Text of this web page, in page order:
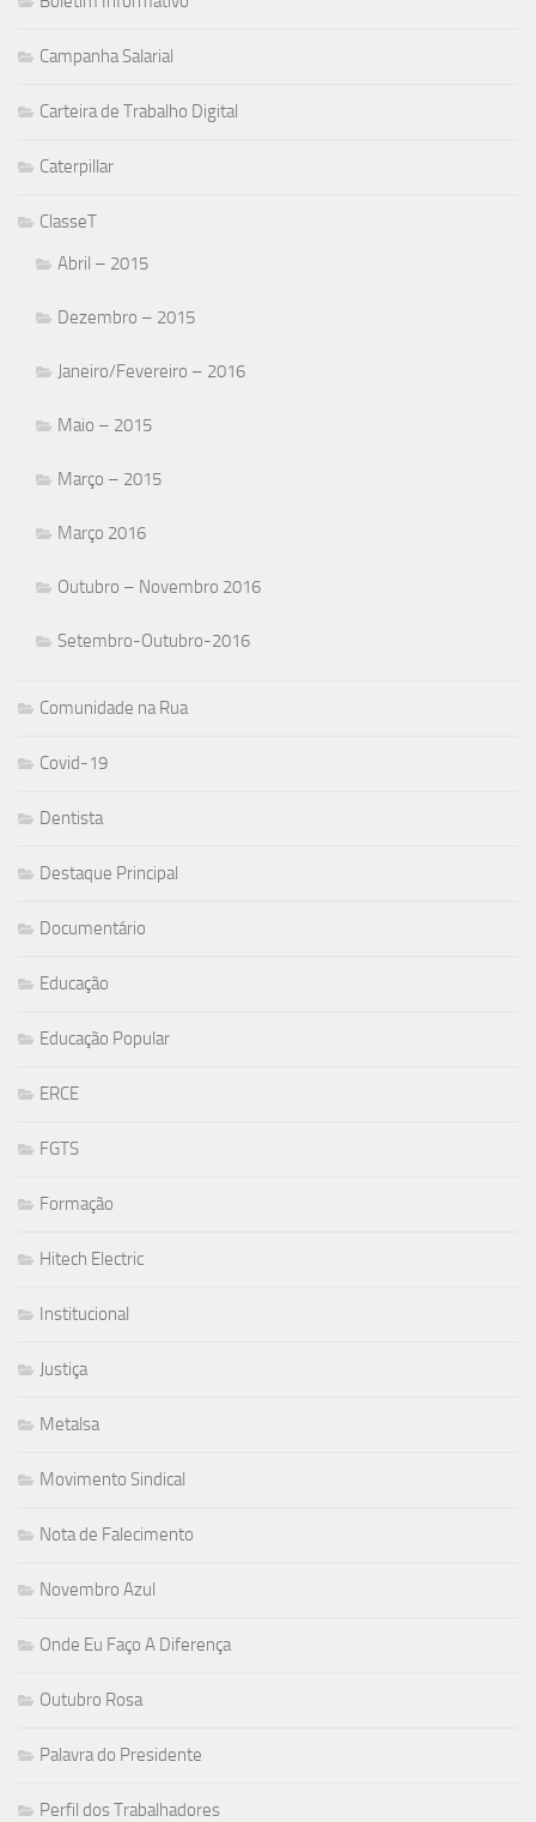
Campanha Salarial
Carteira de Trabalho Digital
Caterpillar
ClasseT
Abril – 2015
Dezembro – 2015
Janeiro/Fevereiro – 2016
Maio – 2015
Março – 2015
Março 2016
Outubro – Novembro 2016
Setembro-Outubro-2016
Comunidade na Rua
Covid-19
Dentista
Destaque Principal
Documentário
Educação
Educação Popular
ERCE
FGTS
Formação
Hitech Electric
Institucional
Justiça
Metalsa
Movimento Sindical
Nota de Falecimento
Novembro Azul
Onde Eu Faço A Diferença
Outubro Rosa
Palavra do Presidente
Perfil dos Trabalhadores